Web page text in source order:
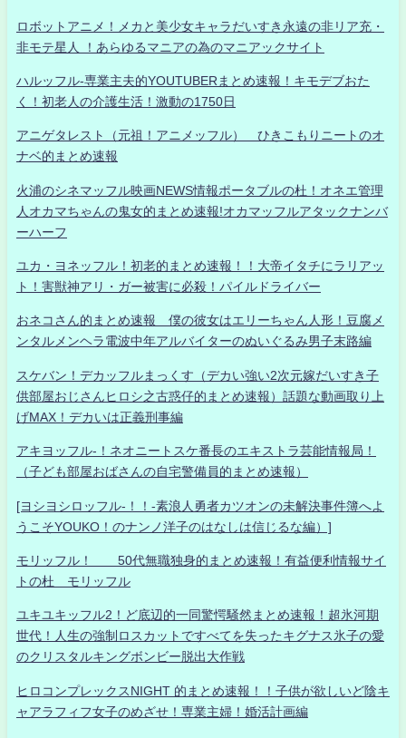
ロボットアニメ！メカと美少女キャラだいすき永遠の非リア充・
非モテ星人 ！あらゆるマニアの為のマニアックサイト
ハルッフル-専業主夫的YOUTUBERまとめ速報！キモデブおた
く！初老人の介護生活！激動の1750日
アニゲタレスト（元祖！アニメッフル） ひきこもりニートのオ
ナベ的まとめ速報
火浦のシネマッフル映画NEWS情報ポータブルの杜！オネエ管理
人オカマちゃんの鬼女的まとめ速報!オカマッフルアタックナンバ
ーハーフ
ユカ・ヨネッフル！初老的まとめ速報！！大帝イタチにラリアッ
ト！害獣神アリ・ガー被害に必殺！パイルドライバー
おネコさん的まとめ速報 僕の彼女はエリーちゃん人形！豆腐メ
ンタルメンヘラ電波中年アルバイターのぬいぐるみ男子末路編
スケバン！デカッフルまっくす（デカい強い2次元嫁だいすき子
供部屋おじさんヒロシ之古惑仔的まとめ速報）話題な動画取り上
げMAX！デカいは正義刑事編
アキヨッフル-！ネオニートスケ番長のエキストラ芸能情報局！
（子ども部屋おばさんの自宅警備員的まとめ速報）
[ヨシヨシロッフル-！！-素浪人勇者カツオンの未解決事件簿へよ
うこそYOUKO！のナンノ洋子のはなしは信じるな編）]
モリッフル！ 50代無職独身的まとめ速報！有益便利情報サイ
トの杜 モリッフル
ユキユキッフル2！ど底辺的一同驚愕騒然まとめ速報！超氷河期
世代！人生の強制ロスカットですべてを失ったキグナス氷子の愛
のクリスタルキングボンビー脱出大作戦
ヒロコンプレックスNIGHT 的まとめ速報！！子供が欲しいど陰キ
ャアラフィフ女子のめざせ！専業主婦！婚活計画編